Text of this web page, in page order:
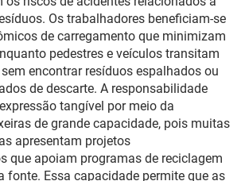
Os trabalhadores beneficiam-se
de carregamento que minimizam
pedestres e veículos transitam
encontrar resíduos espalhados ou
de descarte. A responsabilidade
tangível por meio da
de grande capacidade, pois muitas
apresentam projetos
que apoiam programas de reciclagem
fonte. Essa capacidade permite que as